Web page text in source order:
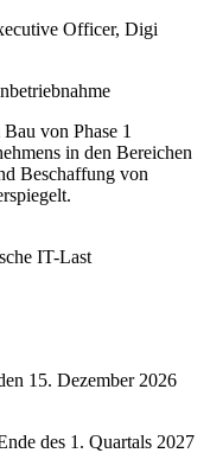
Officer, Digi
von Phase 1
in den Bereichen
Beschaffung von
IT-Last
15. Dezember 2026
des 1. Quartals 2027